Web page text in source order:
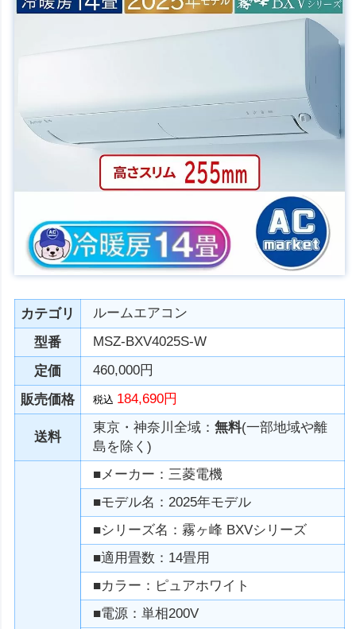
カテゴリ
ルームエアコン
型番
MSZ-BXV4025S-W
定価
460,000円
販売価格
税込 184,690円
送料
東京・神奈川全域：無料(一部地域や離
島を除く)
■メーカー：三菱電機
■モデル名：2025年モデル
■シリーズ名：霧ヶ峰 BXVシリーズ
■適用畳数：14畳用
■カラー：ピュアホワイト
■電源：単相200V